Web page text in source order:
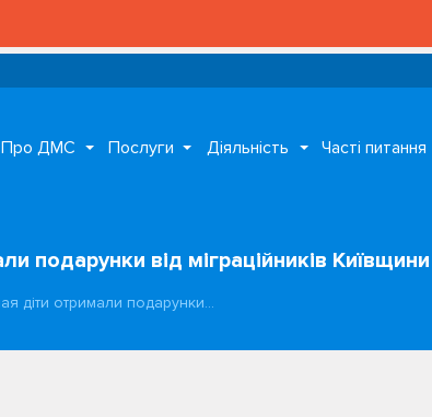
Про ДМС Послуги Діяльність Часті питання
подарунки від міграційників Київщини
діти отримали подарунки…